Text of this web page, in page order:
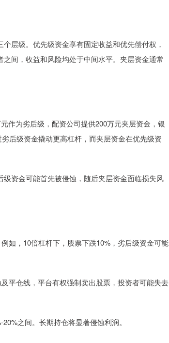
层级。优先级资金享有固定收益和优先偿付权，
间，收益和风险均处于中间水平。夹层资金通常
作为劣后级，配资公司提供200万元夹层资金，银
后级资金撬动更高杠杆，而夹层资金在优先级资
资金可能首先被侵蚀，随后夹层资金面临损失风
如，10倍杠杆下，股票下跌10%，劣后级资金可能
平仓线，平台有权强制卖出股票，投资者可能失去
之间。长期持仓将显著侵蚀利润。